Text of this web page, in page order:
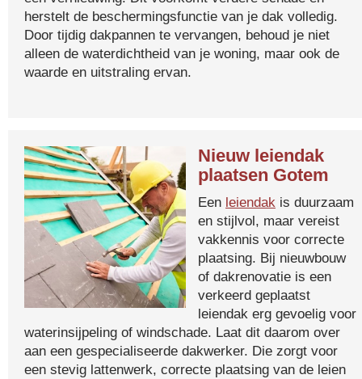
herstelt de beschermingsfunctie van je dak volledig.
Door tijdig dakpannen te vervangen, behoud je niet
alleen de waterdichtheid van je woning, maar ook de
waarde en uitstraling ervan.
Nieuw leiendak
plaatsen Gotem
Een leiendak is duurzaam
en stijlvol, maar vereist
vakkennis voor correcte
plaatsing. Bij nieuwbouw
of dakrenovatie is een
verkeerd geplaatst
leiendak erg gevoelig voor
waterinsijpeling of windschade. Laat dit daarom over
aan een gespecialiseerde dakwerker. Die zorgt voor
een stevig lattenwerk, correcte plaatsing van de leien